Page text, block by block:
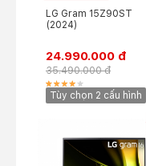
LG Gram 15Z90ST
(2024)
24.990.000 đ
35.490.000 đ
Tùy chọn 2 cấu hình